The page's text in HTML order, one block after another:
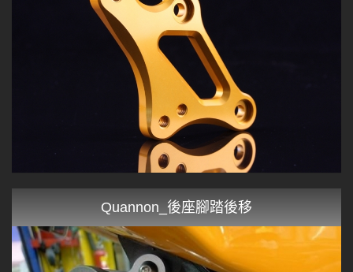
Quannon_後座腳踏後移